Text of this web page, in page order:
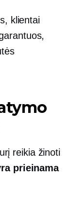
klientai
reikia žinoti
prieinama